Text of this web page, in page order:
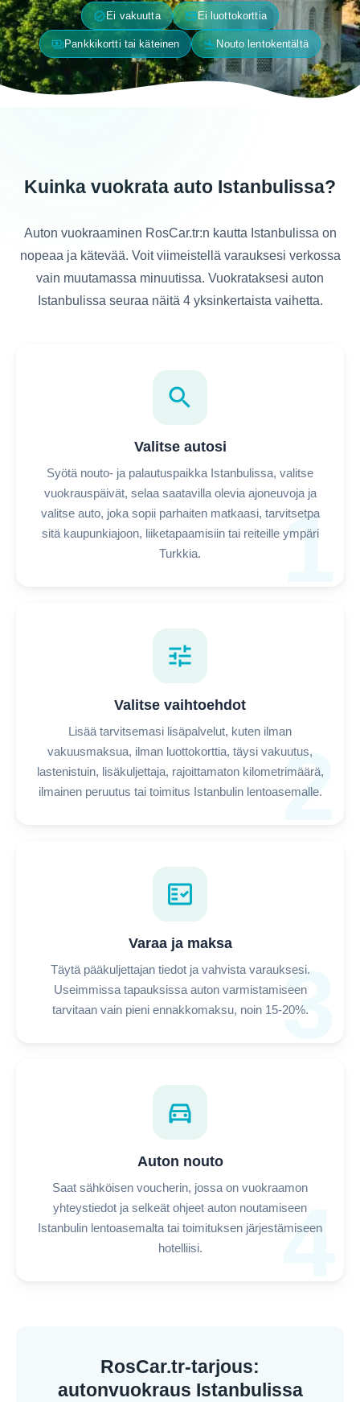
verified Ei vakuutta credit_card_off Ei luottokorttia
paymentsPankkikortti tai käteinen flight_land Nouto lentokentältä
Kuinka vuokrata auto Istanbulissa?
Auton vuokraaminen RosCar.tr:n kautta Istanbulissa on
nopeaa ja kätevää. Voit viimeistellä varauksesi verkossa
vain muutamassa minuutissa. Vuokrataksesi auton
Istanbulissa seuraa näitä 4 yksinkertaista vaihetta.
1
search
Valitse autosi
Syötä nouto- ja palautuspaikka Istanbulissa, valitse
vuokrauspäivät, selaa saatavilla olevia ajoneuvoja ja
valitse auto, joka sopii parhaiten matkaasi, tarvitsetpa
sitä kaupunkiajoon, liiketapaamisiin tai reiteille ympäri
Turkkia.
2
tune
Valitse vaihtoehdot
Lisää tarvitsemasi lisäpalvelut, kuten ilman
vakuusmaksua, ilman luottokorttia, täysi vakuutus,
lastenistuin, lisäkuljettaja, rajoittamaton kilometrimäärä,
ilmainen peruutus tai toimitus Istanbulin lentoasemalle.
3
fact_check
Varaa ja maksa
Täytä pääkuljettajan tiedot ja vahvista varauksesi.
Useimmissa tapauksissa auton varmistamiseen
tarvitaan vain pieni ennakkomaksu, noin 15-20%.
4
directions_car
Auton nouto
Saat sähköisen voucherin, jossa on vuokraamon
yhteystiedot ja selkeät ohjeet auton noutamiseen
Istanbulin lentoasemalta tai toimituksen järjestämiseen
hotelliisi.
RosCar.tr-tarjous:
autonvuokraus Istanbulissa